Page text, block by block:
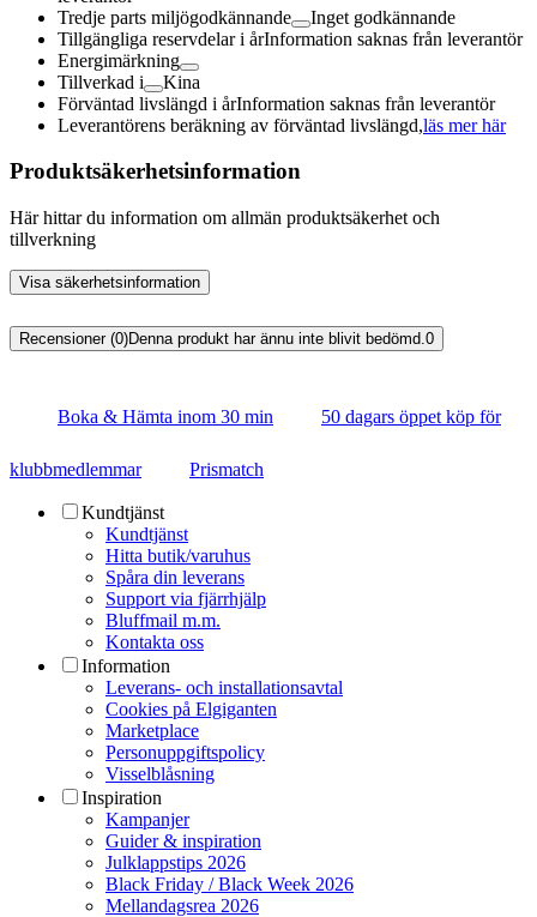
Tredje parts miljögodkännande
Inget godkännande
Tillgängliga reservdelar i årInformation saknas från leverantör
Energimärkning
Tillverkad i
Kina
Förväntad livslängd i årInformation saknas från leverantör
Leverantörens beräkning av förväntad livslängd,läs mer här
Produktsäkerhetsinformation
Här hittar du information om allmän produktsäkerhet och
tillverkning
Visa säkerhetsinformation
Recensioner (0)Denna produkt har ännu inte blivit bedömd.0
Boka & Hämta inom 30 min 50 dagars öppet köp för
klubbmedlemmar Prismatch
Kundtjänst
Kundtjänst
Hitta butik/varuhus
Spåra din leverans
Support via fjärrhjälp
Bluffmail m.m.
Kontakta oss
Information
Leverans- och installationsavtal
Cookies på Elgiganten
Marketplace
Personuppgiftspolicy
Visselblåsning
Inspiration
Kampanjer
Guider & inspiration
Julklappstips 2026
Black Friday / Black Week 2026
Mellandagsrea 2026